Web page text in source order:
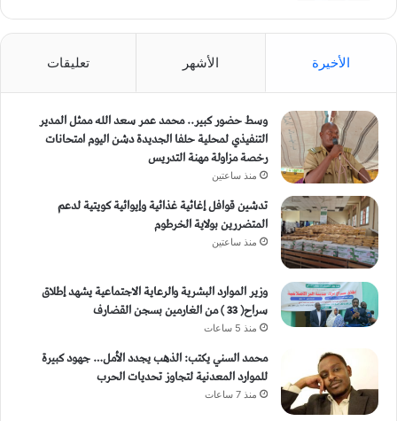
الأخيرة الأشهر تعليقات
وسط حضور كبير.. محمد عمر سعد الله ممثل المدير
التنفيذي لمحلية حلفا الجديدة دشن اليوم امتحانات
رخصة مزاولة مهنة التدريس
منذ ساعتين
تدشين قوافل إغاثية غذائية وإيوائية كويتية لدعم
المتضررين بولاية الخرطوم
منذ ساعتين
وزير الموارد البشرية والرعاية الاجتماعية يشهد إطلاق
سراح( 33 ) من الغارمين بسجن القضارف
منذ 5 ساعات
محمد السني يكتب: الذهب يجدد الأمل… جهود كبيرة
للموارد المعدنية لتجاوز تحديات الحرب
منذ 7 ساعات